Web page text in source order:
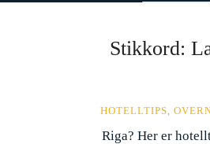
Norwegian Traveller –
Stikkord:
HOTELLTIPS,
Riga? Her er